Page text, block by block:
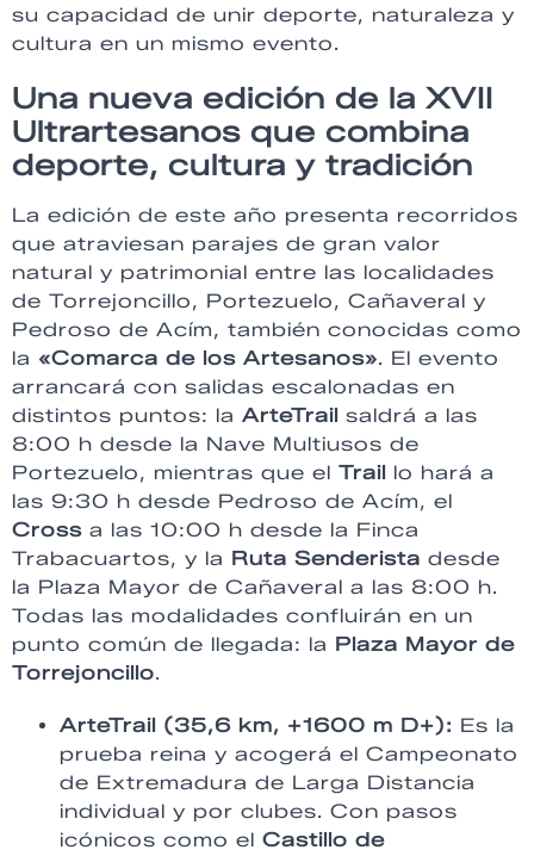
su capacidad de unir deporte, naturaleza y
cultura en un mismo evento.
Una nueva edición de la XVII
Ultrartesanos que combina
deporte, cultura y tradición
La edición de este año presenta recorridos
que atraviesan parajes de gran valor
natural y patrimonial entre las localidades
de Torrejoncillo, Portezuelo, Cañaveral y
Pedroso de Acím, también conocidas como
la «Comarca de los Artesanos». El evento
arrancará con salidas escalonadas en
distintos puntos: la ArteTrail saldrá a las
8:00 h desde la Nave Multiusos de
Portezuelo, mientras que el Trail lo hará a
las 9:30 h desde Pedroso de Acím, el
Cross a las 10:00 h desde la Finca
Trabacuartos, y la Ruta Senderista desde
la Plaza Mayor de Cañaveral a las 8:00 h.
Todas las modalidades confluirán en un
punto común de llegada: la Plaza Mayor de
Torrejoncillo.
ArteTrail (35,6 km, +1600 m D+): Es la
prueba reina y acogerá el Campeonato
de Extremadura de Larga Distancia
individual y por clubes. Con pasos
icónicos como el Castillo de